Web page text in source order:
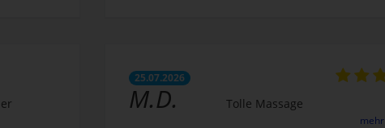
25.07.2026
M.D. Tolle Massage
mehr